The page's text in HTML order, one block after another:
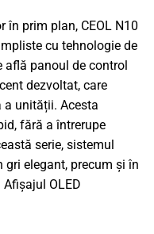
prim plan, CEOL N10
cu tehnologie de
panoul de control
dezvoltat, care
a unității. Acesta
fără a întrerupe
serie, sistemul
gri elegant, precum și în
OLED